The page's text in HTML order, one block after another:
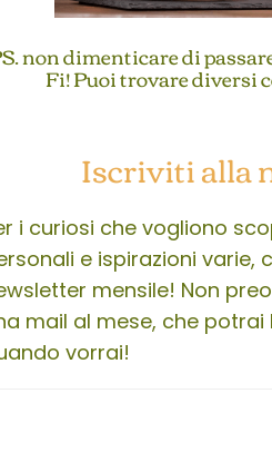
non dimenticare di
Fi! Puoi trovare diversi
Iscriviti alla
i curiosi che vogliono
e ispirazioni varie,
mensile! Non
mail al mese, che
vorrai!